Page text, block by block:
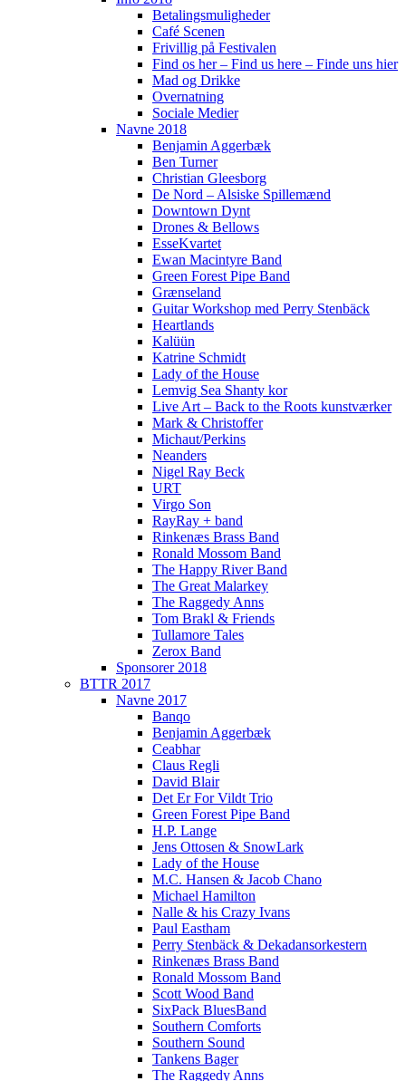
Betalingsmuligheder
Café Scenen
Frivillig på Festivalen
Find os her – Find us here – Finde uns hier
Mad og Drikke
Overnatning
Sociale Medier
Navne 2018
Benjamin Aggerbæk
Ben Turner
Christian Gleesborg
De Nord – Alsiske Spillemænd
Downtown Dynt
Drones & Bellows
EsseKvartet
Ewan Macintyre Band
Green Forest Pipe Band
Grænseland
Guitar Workshop med Perry Stenbäck
Heartlands
Kalüün
Katrine Schmidt
Lady of the House
Lemvig Sea Shanty kor
Live Art – Back to the Roots kunstværker
Mark & Christoffer
Michaut/Perkins
Neanders
Nigel Ray Beck
URT
Virgo Son
RayRay + band
Rinkenæs Brass Band
Ronald Mossom Band
The Happy River Band
The Great Malarkey
The Raggedy Anns
Tom Brakl & Friends
Tullamore Tales
Zerox Band
Sponsorer 2018
BTTR 2017
Navne 2017
Banqo
Benjamin Aggerbæk
Ceabhar
Claus Regli
David Blair
Det Er For Vildt Trio
Green Forest Pipe Band
H.P. Lange
Jens Ottosen & SnowLark
Lady of the House
M.C. Hansen & Jacob Chano
Michael Hamilton
Nalle & his Crazy Ivans
Paul Eastham
Perry Stenbäck & Dekadansorkestern
Rinkenæs Brass Band
Ronald Mossom Band
Scott Wood Band
SixPack BluesBand
Southern Comforts
Southern Sound
Tankens Bager
The Raggedy Anns